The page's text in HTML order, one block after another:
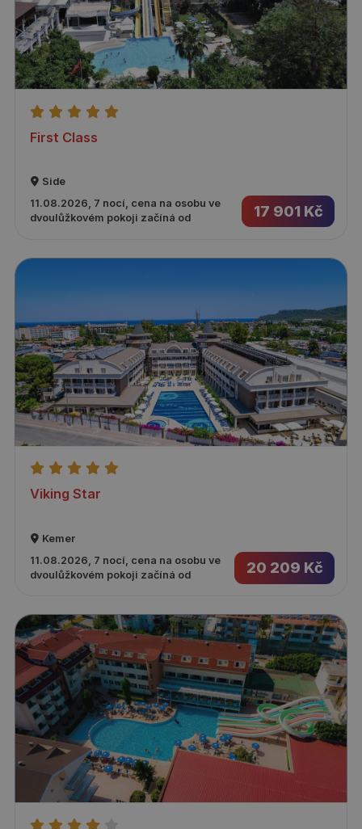
First Class
Side
11.08.2026, 7 nocí, cena na osobu ve
dvoulůžkovém pokoji začíná od
17 901 Kč
Viking Star
Kemer
11.08.2026, 7 nocí, cena na osobu ve
dvoulůžkovém pokoji začíná od
20 209 Kč